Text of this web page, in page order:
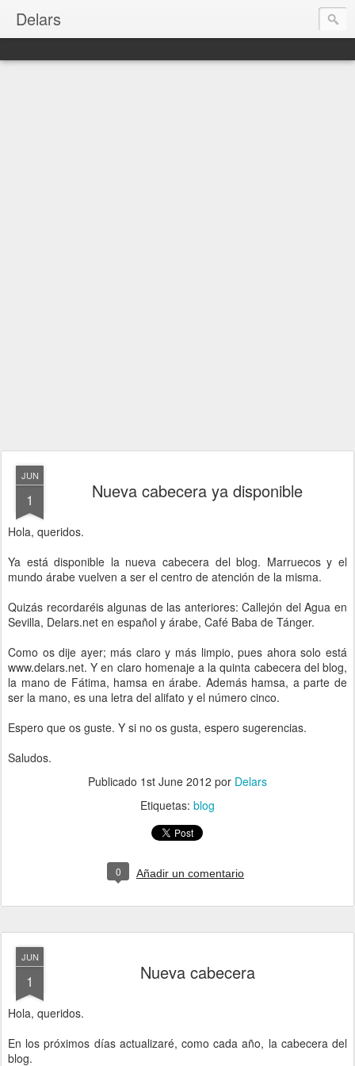
Delars
JUN
1 Nueva cabecera ya disponible
Hola, queridos.
Ya está disponible la nueva cabecera del blog. Marruecos y el
mundo árabe vuelven a ser el centro de atención de la misma.
Quizás recordaréis algunas de las anteriores: Callejón del Agua en
Sevilla, Delars.net en español y árabe, Café Baba de Tánger.
Como os dije ayer; más claro y más limpio, pues ahora solo está
www.delars.net. Y en claro homenaje a la quinta cabecera del blog,
la mano de Fátima, hamsa en árabe. Además hamsa, a parte de
ser la mano, es una letra del alifato y el número cinco.
Espero que os guste. Y si no os gusta, espero sugerencias.
Saludos.
Publicado 1st June 2012 por Delars
Etiquetas: blog
0 Añadir un comentario
JUN
1 Nueva cabecera
Hola, queridos.
En los próximos días actualizaré, como cada año, la cabecera del
blog.